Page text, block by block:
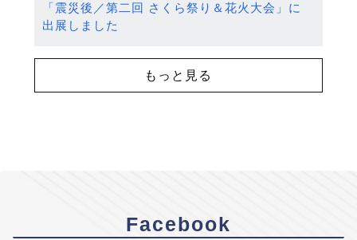
「震災後／第二回 さくら祭り＆花火大会」に
出展しました
もっと見る
Facebook